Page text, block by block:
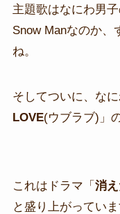
主題歌はなにわ男
Snow Manなのか、
ね。
そしてついに、な
LOVE(ウブラブ)」
これはドラマ「 消
と盛り上がっていま